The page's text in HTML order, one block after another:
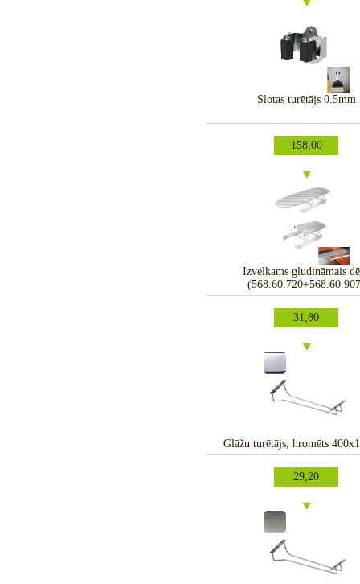
Slotas turētājs 0.5mm
158,00
Izvelkams gludināmais
31,80
Glāžu turētājs, hromēts
29,20